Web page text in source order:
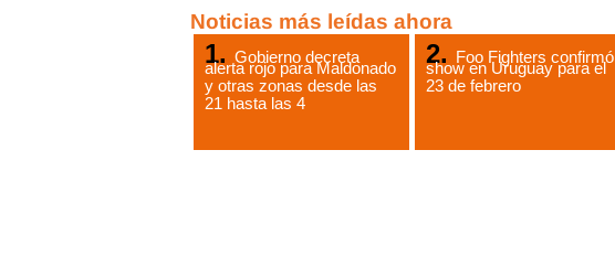
Noticias más leídas ahora
Gobierno decreta
alerta rojo para Maldonado
y otras zonas desde las
21 hasta las 4
Foo Fighters confirmó
show en Uruguay para el
23 de febrero